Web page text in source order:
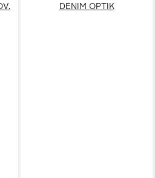
DENIM OPTIK